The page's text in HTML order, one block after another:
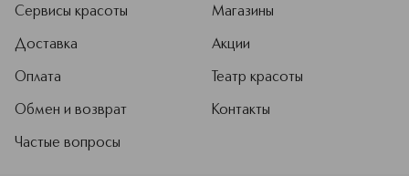
Сервисы красоты
Доставка
Оплата
Обмен и возврат
Частые вопросы
Магазины
Акции
Театр красоты
Контакты